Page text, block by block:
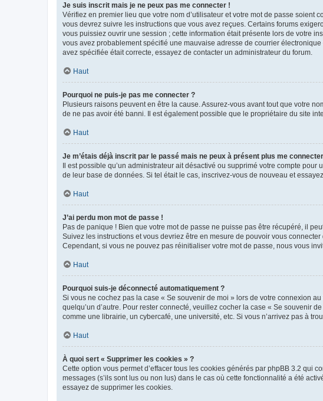
Je suis inscrit mais je ne peux pas me connecter !
Vérifiez en premier lieu que votre nom d’utilisateur et votre mot de passe soient
vous devrez suivre les instructions que vous avez reçues. Certains forums
vous puissiez ouvrir une session ; cette information était présente lors de votre
vous avez probablement spécifié une mauvaise adresse de courrier
avez spécifiée était correcte, essayez de contacter un administrateur du forum.
Haut
Pourquoi ne puis-je pas me connecter ?
Plusieurs raisons peuvent en être la cause. Assurez-vous avant tout que votre
de ne pas avoir été banni. Il est également possible que le propriétaire du site
Haut
Je m’étais déjà inscrit par le passé mais ne peux à présent plus me
Il est possible qu’un administrateur ait désactivé ou supprimé votre compte
de leur base de données. Si tel était le cas, inscrivez-vous de nouveau et
Haut
J’ai perdu mon mot de passe !
Pas de panique ! Bien que votre mot de passe ne puisse pas être récupéré, il
Suivez les instructions et vous devriez être en mesure de pouvoir vous connecter
Cependant, si vous ne pouvez pas réinitialiser votre mot de passe, nous vous
Haut
Pourquoi suis-je déconnecté automatiquement ?
Si vous ne cochez pas la case « Se souvenir de moi » lors de votre connexion
quelqu’un d’autre. Pour rester connecté, veuillez cocher la case « Se souvenir
comme une librairie, un cybercafé, une université, etc. Si vous n’arrivez pas à
Haut
À quoi sert « Supprimer les cookies » ?
Cette option vous permet d’effacer tous les cookies générés par phpBB 3.2 qui
messages (s’ils sont lus ou non lus) dans le cas où cette fonctionnalité a été
essayez de supprimer les cookies.